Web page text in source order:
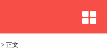
> 正文